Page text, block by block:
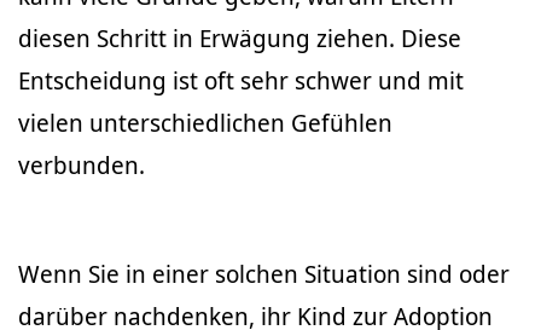
diesen Schritt in Erwägung ziehen. Diese
Entscheidung ist oft sehr schwer und mit
vielen unterschiedlichen Gefühlen
verbunden.
Wenn Sie in einer solchen Situation sind oder
darüber nachdenken, ihr Kind zur Adoption